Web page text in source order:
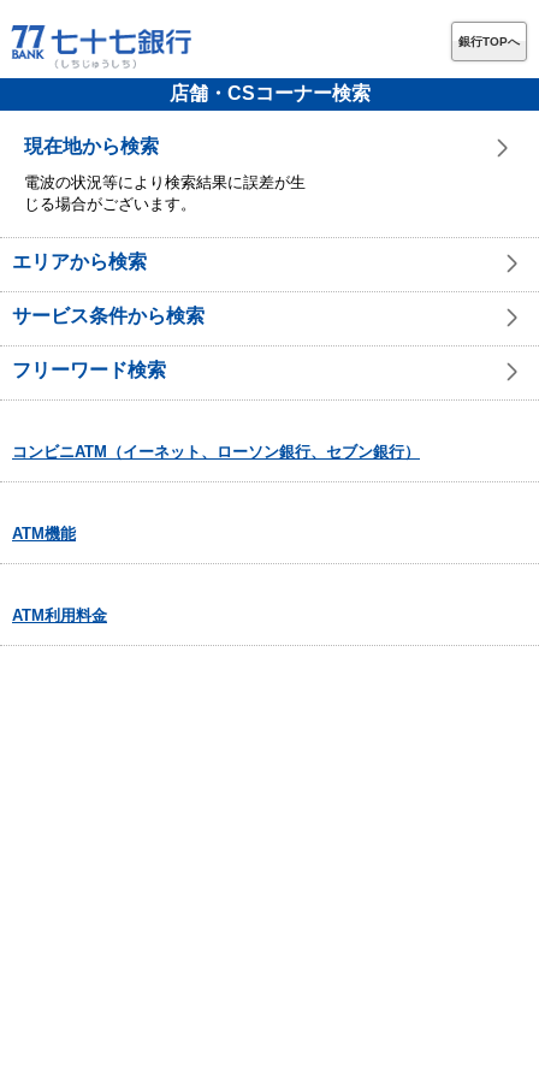
銀行TOPへ
店舗・CSコーナー検索
現在地から検索
電波の状況等により検索結果に誤差が生
じる場合がございます。
エリアから検索
サービス条件から検索
フリーワード検索
コンビニATM（イーネット、ローソン銀行、セブン銀行）
ATM機能
ATM利用料金